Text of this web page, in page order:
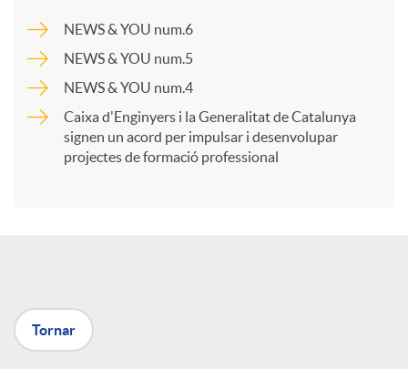
a
r
a
NEWS & YOU num.6
NEWS & YOU num.5
NEWS & YOU num.4
Caixa d'Enginyers i la Generalitat de Catalunya
signen un acord per impulsar i desenvolupar
projectes de formació professional
Tornar